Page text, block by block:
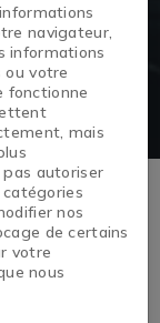
de taxis
navigateur,
informations
ou votre
fonctionne
mais
pas autoriser
nos
de certains
votre
nous